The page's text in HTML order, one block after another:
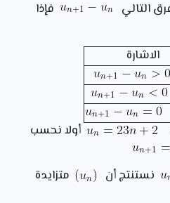
التالي
فإذا
الاشارة
أولا نحسب
نستنتج أن
متزايدة